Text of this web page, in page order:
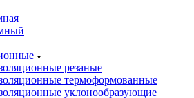
резаные
термоформованные
уклонообразующие